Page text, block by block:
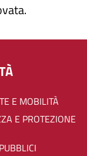
E MOBILITÀ